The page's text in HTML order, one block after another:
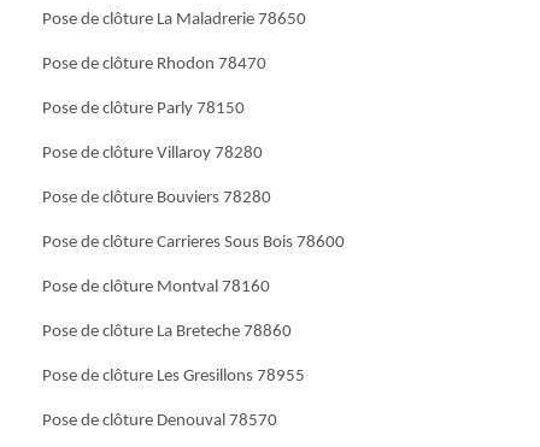
Pose de clôture La Maladrerie 78650
Pose de clôture Rhodon 78470
Pose de clôture Parly 78150
Pose de clôture Villaroy 78280
Pose de clôture Bouviers 78280
Pose de clôture Carrieres Sous Bois 78600
Pose de clôture Montval 78160
Pose de clôture La Breteche 78860
Pose de clôture Les Gresillons 78955
Pose de clôture Denouval 78570